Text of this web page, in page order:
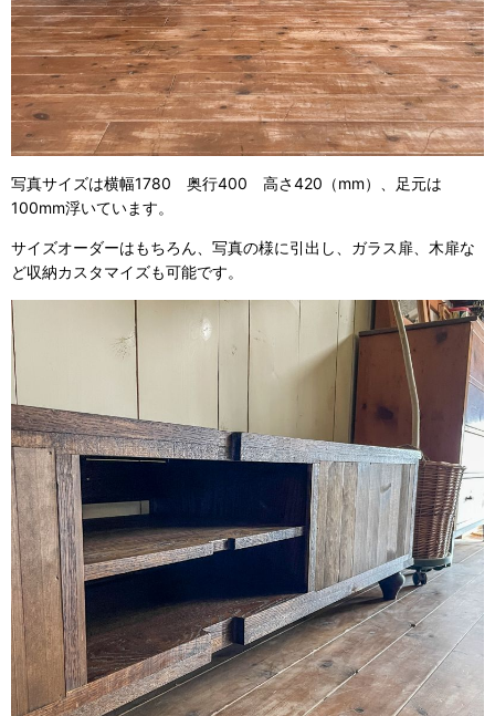
写真サイズは横幅1780 奥行400 高さ420（mm）、足元は
100mm浮いています。
サイズオーダーはもちろん、写真の様に引出し、ガラス扉、木扉な
ど収納カスタマイズも可能です。